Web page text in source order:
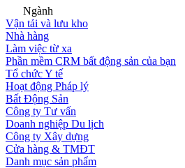
Ngành
Vận tải và lưu kho
Nhà hàng
Làm việc từ xa
Phần mềm CRM bất động sản của bạn
Tổ chức Y tế
Hoạt động Pháp lý
Bất Động Sản
Công ty Tư vấn
Doanh nghiệp Du lịch
Công ty Xây dựng
Cửa hàng & TMĐT
Danh mục sản phẩm